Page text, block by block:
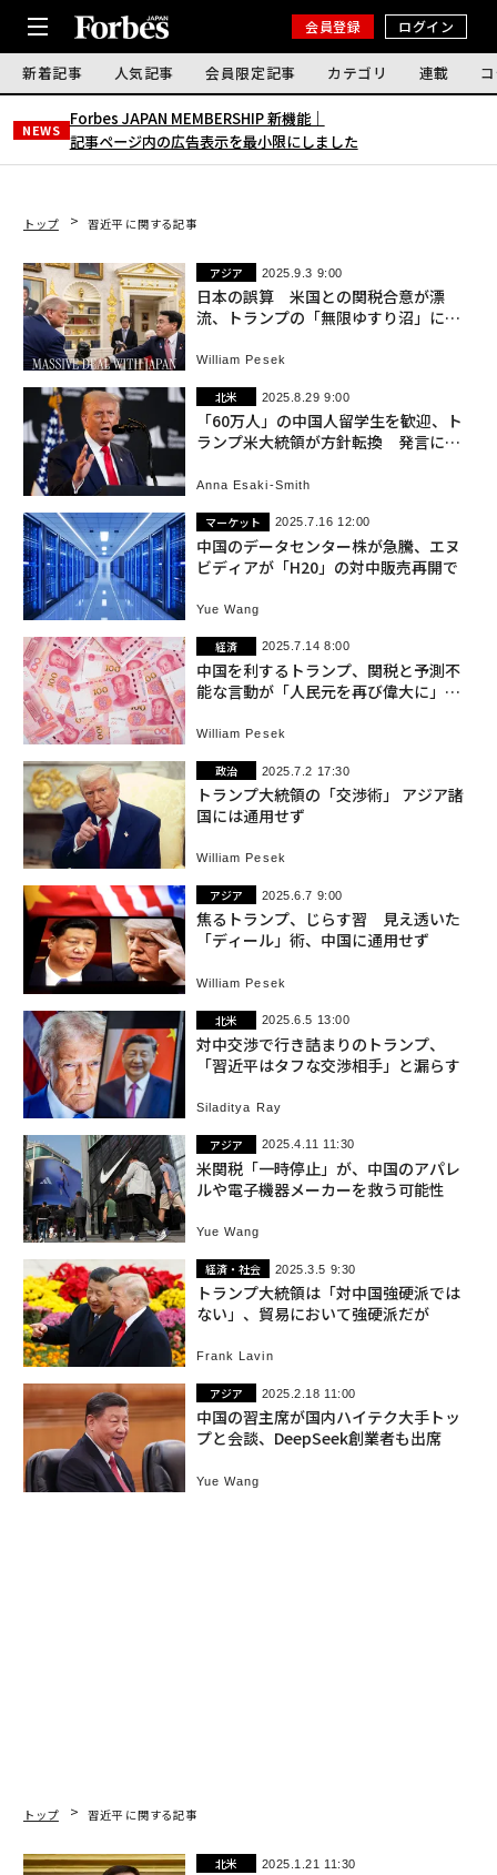
会員登録 ログイン
新着記事 人気記事 会員限定記事 カテゴリ 連載
NEWS
Forbes JAPAN MEMBERSHIP 新機能｜
記事ページ内の広告表示を最小限にしました
トップ 習近平 に関する記事
アジア 2025.9.3 9:00
日本の誤算 米国との関税合意が漂
流、トランプの「無限ゆすり沼」には
William Pesek
北米 2025.8.29 9:00
「60万人」の中国人留学生を歓迎、ト
ランプ米大統領が方針転換 発言には
Anna Esaki-Smith
マーケット 2025.7.16 12:00
中国のデータセンター株が急騰、エヌ
ビディアが「H20」の対中販売再開で
Yue Wang
経済 2025.7.14 8:00
中国を利するトランプ、関税と予測不
能な言動が「人民元を再び偉大に」す
William Pesek
政治 2025.7.2 17:30
トランプ大統領の「交渉術」 アジア諸
国には通用せず
William Pesek
アジア 2025.6.7 9:00
焦るトランプ、じらす習 見え透いた
「ディール」術、中国に通用せず
William Pesek
北米 2025.6.5 13:00
対中交渉で行き詰まりのトランプ、
「習近平はタフな交渉相手」と漏らす
Siladitya Ray
アジア 2025.4.11 11:30
米関税「一時停止」が、中国のアパレ
ルや電子機器メーカーを救う可能性
Yue Wang
経済・社会 2025.3.5 9:30
トランプ大統領は「対中国強硬派では
ない」、貿易において強硬派だが
Frank Lavin
アジア 2025.2.18 11:00
中国の習主席が国内ハイテク大手トッ
プと会談、DeepSeek創業者も出席
Yue Wang
トップ 習近平 に関する記事
北米 2025.1.21 11:30